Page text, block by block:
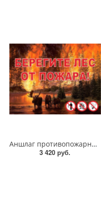
Аншлаг противопожарный "Берегите лес от пожара!" 1300x1000 мм, пластик 3 мм
3 420 руб.